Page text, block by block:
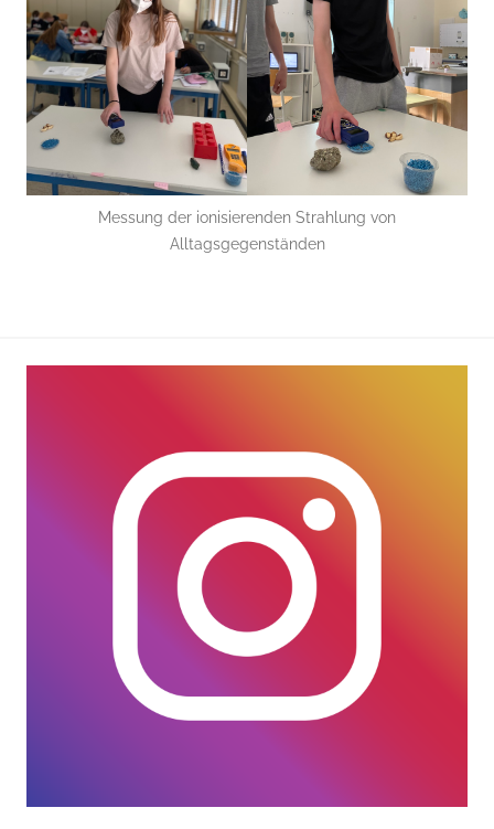
Messung der ionisierenden Strahlung von
Alltagsgegenständen